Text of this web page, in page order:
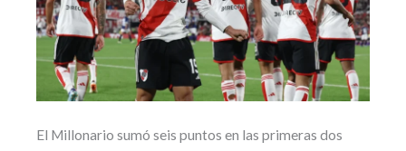
El Millonario sumó seis puntos en las primeras dos